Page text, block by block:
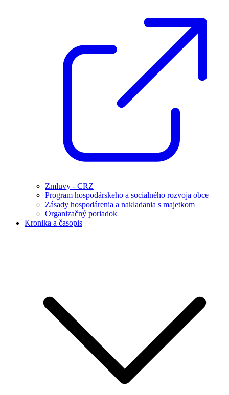
Zmluvy - CRZ
Program hospodárskeho a socialného rozvoja obce
Zásady hospodárenia a nakladania s majetkom
Organizačný poriadok
Kronika a časopis